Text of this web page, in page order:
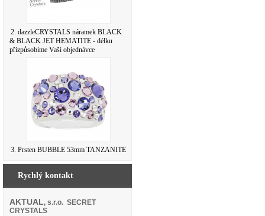
2. dazzleCRYSTALS náramek BLACK
& BLACK JET HEMATITE - délku
přizpůsobíme Vaší objednávce
3. Prsten BUBBLE 53mm TANZANITE
Rychlý kontakt
AKTUAL, s.r.o. SECRET
CRYSTALS